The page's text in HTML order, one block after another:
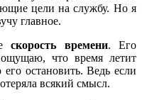
цели на службу. Но я
главное.
скорость времени. Его
ощущаю, что время летит
остановить. Ведь если
всякий смысл.